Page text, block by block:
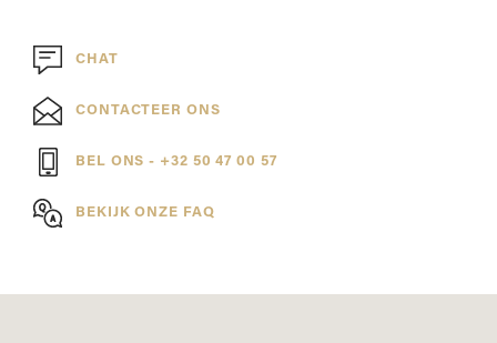
CHAT
CONTACTEER ONS
BEL ONS - +32 50 47 00 57
BEKIJK ONZE FAQ